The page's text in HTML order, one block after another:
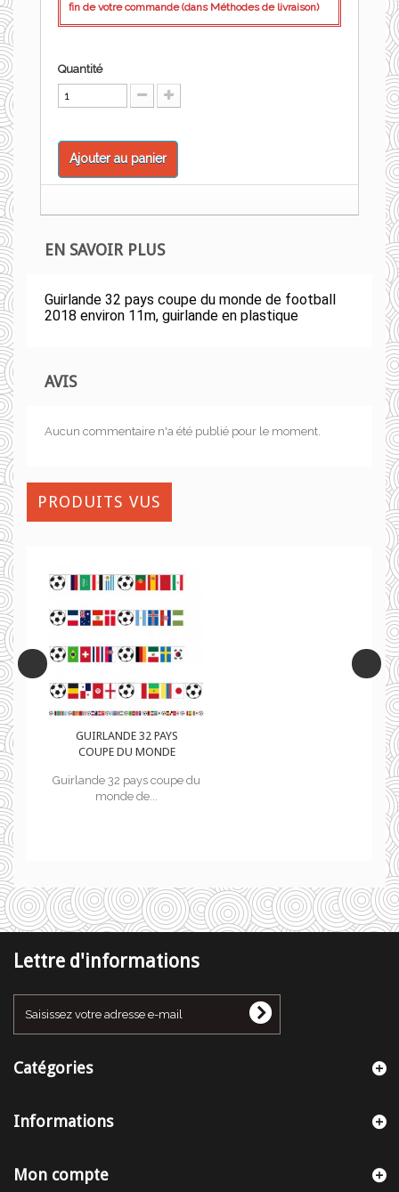
fin de votre commande (dans Méthodes de livraison)
Quantité
Ajouter au panier
EN SAVOIR PLUS
Guirlande 32 pays coupe du monde de football
2018 environ 11m, guirlande en plastique
AVIS
Aucun commentaire n'a été publié pour le moment.
PRODUITS VUS
GUIRLANDE 32 PAYS
COUPE DU MONDE
Guirlande 32 pays coupe du
monde de...
Lettre d'informations
Catégories
Informations
Mon compte